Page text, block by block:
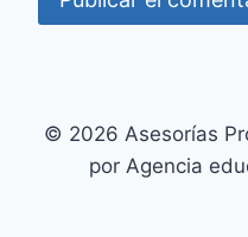
© 2026 Asesorías
por Agencia